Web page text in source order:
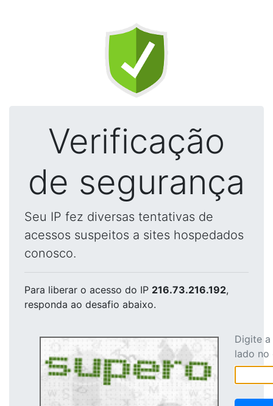
Verificação
de segurança
Seu IP fez diversas tentativas de
acessos suspeitos a sites hospedados
conosco.
Para liberar o acesso do IP 216.73.216.192,
responda ao desafio abaixo.
Digite
lado no